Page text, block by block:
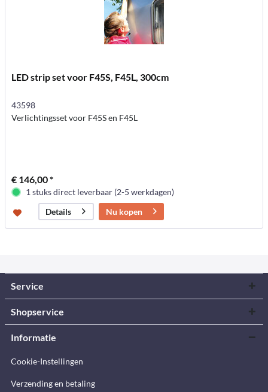
LED strip set voor F45S, F45L, 300cm
43598
Verlichtingsset voor F45S en F45L
€ 146,00 *
1 stuks direct leverbaar (2-5 werkdagen)
Details
Nu kopen
Service
Shopservice
Informatie
Cookie-Instellingen
Verzending en betaling